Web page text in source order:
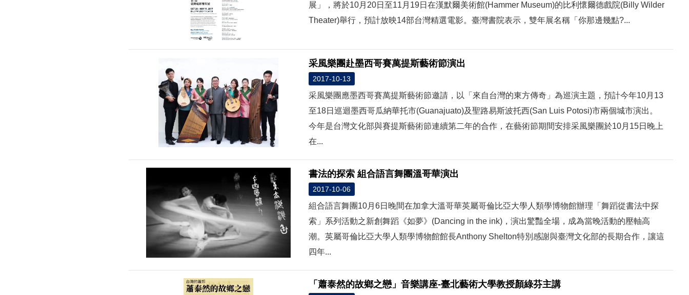
展」，將於10月20日至11月19日在漢默爾美術館(Hammer Museum)的比利懷爾德戲院(Billy Wilder
Theater)舉行，預計放映14部台灣精選電影。臺灣書院表示，雙年展名稱「你那邊幾點?...
采風樂團赴墨西哥賽萬提斯藝術節演出
2017-10-13
采風樂團應墨西哥賽萬提斯藝術節邀請，以「來自台灣的東方傳奇」為巡演主題，預計今年10月13
至18日巡迴墨西哥瓜納華托市(Guanajuato)及聖路易斯波托西(San Luis Potosi)市兩個城市演出。
今年是台灣文化部與賽提斯藝術節連續第二年的合作，在藝術節期間安排采風樂團於10月15日晚上
在...
書法的探索 組合語言舞團溫哥華演出
2017-10-06
組合語言舞團10月6日晚間在加拿大溫哥華英屬哥倫比亞大學人類學博物館辦理「舞蹈從書法中探
索」系列活動之新創舞蹈《如夢》(Dancing in the ink)，演出驚豔全場，成為當晚活動的壓軸高
潮。英屬哥倫比亞大學人類學博物館館長Anthony Shelton特別感謝與臺灣文化部的長期合作，讓這
四年...
「蕭泰然的故鄉之戀」音樂講座-臺北藝術大學教授顏綠芬主講